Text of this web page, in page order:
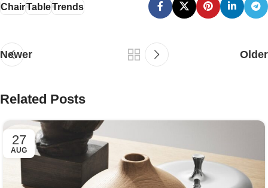
ChairTableTrends
Newer Older
Related Posts
27
AUG